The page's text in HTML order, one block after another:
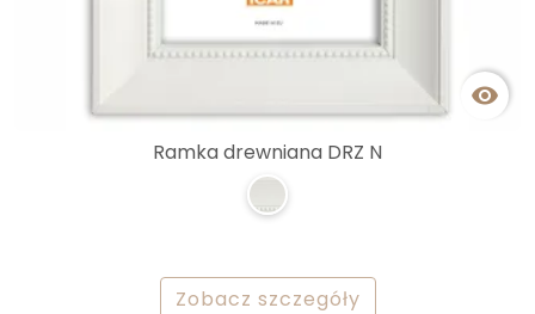

Ramka drewniana DRZ N
Zobacz szczegóły